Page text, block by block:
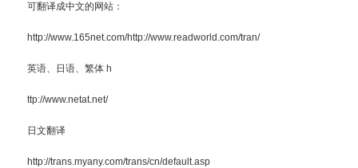
可翻译成中文的网站：
http://www.165net.com/http://www.readworld.com/tran/
英语、日语、繁体 h
ttp://www.netat.net/
日文翻译
http://trans.myany.com/trans/cn/default.asp